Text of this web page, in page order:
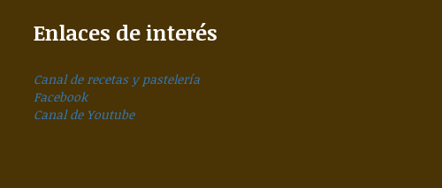
Enlaces de interés
Canal de recetas y pastelería
Facebook
Canal de Youtube